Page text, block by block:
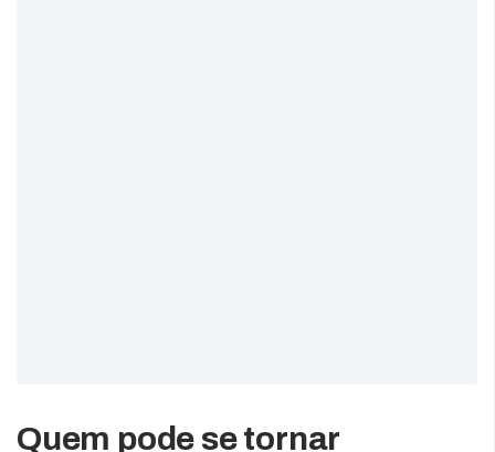
Quem pode se tornar